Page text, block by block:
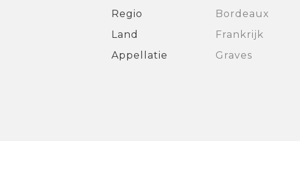
Regio
Bordeaux
Land
Frankrijk
Appellatie
Graves